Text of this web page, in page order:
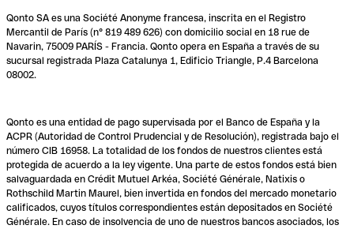
Qonto SA es una Société Anonyme francesa, inscrita en el Registro
Mercantil de París (n° 819 489 626) con domicilio social en 18 rue de
Navarin, 75009 PARÍS - Francia. Qonto opera en España a través de su
sucursal registrada Plaza Catalunya 1, Edificio Triangle, P.4 Barcelona
08002.
Qonto es una entidad de pago supervisada por el Banco de España y la
ACPR (Autoridad de Control Prudencial y de Resolución), registrada bajo el
número CIB 16958. La totalidad de los fondos de nuestros clientes está
protegida de acuerdo a la ley vigente. Una parte de estos fondos está bien
salvaguardada en Crédit Mutuel Arkéa, Société Générale, Natixis o
Rothschild Martin Maurel, bien invertida en fondos del mercado monetario
calificados, cuyos títulos correspondientes están depositados en Société
Générale. En caso de insolvencia de uno de nuestros bancos asociados, los